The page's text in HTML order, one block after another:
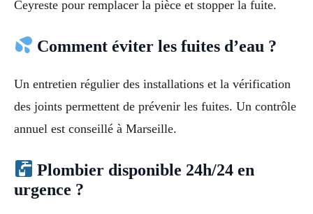
Ceyreste pour remplacer la pièce et stopper la fuite.
Comment éviter les fuites d’eau ?
Un entretien régulier des installations et la vérification
des joints permettent de prévenir les fuites. Un contrôle
annuel est conseillé à Marseille.
Plombier disponible 24h/24 en
urgence ?